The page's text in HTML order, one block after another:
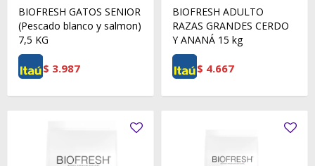
BIOFRESH GATOS SENIOR
(Pescado blanco y salmon)
7,5 KG
$ 3.987
BIOFRESH ADULTO
RAZAS GRANDES CERDO
Y ANANÁ 15 kg
$ 4.667